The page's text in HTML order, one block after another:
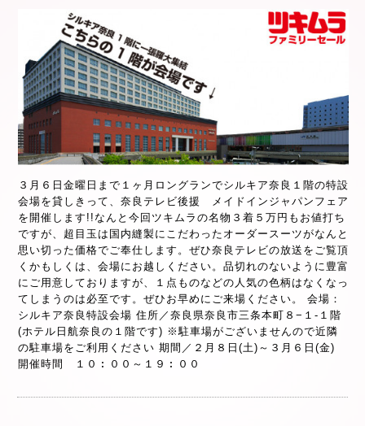
３月６日金曜日まで１ヶ月ロングランでシルキア奈良１階の特設
会場を貸しきって、奈良テレビ後援 メイドインジャパンフェア
を開催します!!なんと今回ツキムラの名物３着５万円もお値打ち
ですが、超目玉は国内縫製にこだわったオーダースーツがなんと
思い切った価格でご奉仕します。ぜひ奈良テレビの放送をご覧頂
くかもしくは、会場にお越しください。品切れのないように豊富
にご用意しておりますが、１点ものなどの人気の色柄はなくなっ
てしまうのは必至です。ぜひお早めにご来場ください。 会場：
シルキア奈良特設会場 住所／奈良県奈良市三条本町８−１-１階
(ホテル日航奈良の１階です) ※駐車場がございませんので近隣
の駐車場をご利用ください 期間／２月８日(土)～３月６日(金)
開催時間 １０︰００～１９︰００